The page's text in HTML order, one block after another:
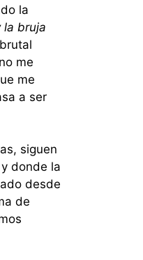
la
la bruja
me
me
a ser
siguen
donde la
desde
de